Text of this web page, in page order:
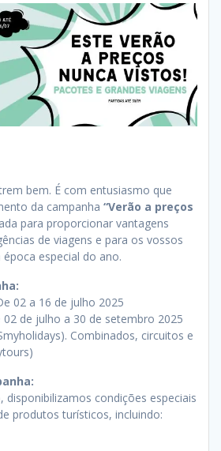
bem. É com entusiasmo que
da campanha “Verão a preços
para proporcionar vantagens
de viagens e para os vossos
especial do ano.
02 a 16 de julho 2025
02 de julho a 30 de setembro 2025
Combinados, circuitos e
disponibilizamos condições especiais
produtos turísticos, incluindo: